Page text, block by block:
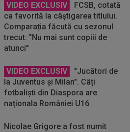
VIDEO EXCLUSIV
FCSB, cotată
ca favorită la câștigarea titlului.
Comparația făcută cu sezonul
trecut: "Nu mai sunt copiii de
atunci"
VIDEO EXCLUSIV
"Jucători de
la Juventus și Milan". Câți
fotbaliști din Diaspora are
naționala României U16
Nicolae Grigore a fost numit